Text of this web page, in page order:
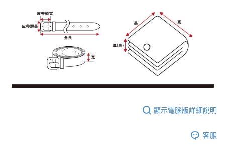
顯示電腦版詳細說明
客服